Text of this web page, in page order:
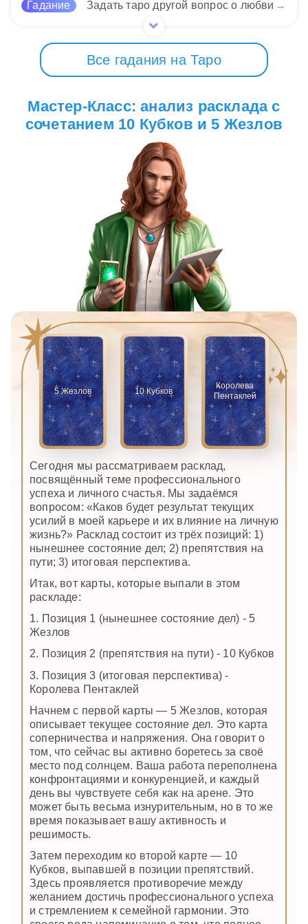
Гадание Задать таро другой вопрос о любви →
Все гадания на Таро
Мастер-Класс: анализ расклада с
сочетанием 10 Кубков и 5 Жезлов
5 Жезлов 10 Кубков
Королева
Пентаклей
Сегодня мы рассматриваем расклад,
посвящённый теме профессионального
успеха и личного счастья. Мы задаёмся
вопросом: «Каков будет результат текущих
усилий в моей карьере и их влияние на личную
жизнь?» Расклад состоит из трёх позиций: 1)
нынешнее состояние дел; 2) препятствия на
пути; 3) итоговая перспектива.
Итак, вот карты, которые выпали в этом
раскладе:
1. Позиция 1 (нынешнее состояние дел) - 5
Жезлов
2. Позиция 2 (препятствия на пути) - 10 Кубков
3. Позиция 3 (итоговая перспектива) -
Королева Пентаклей
Начнем с первой карты — 5 Жезлов, которая
описывает текущее состояние дел. Это карта
соперничества и напряжения. Она говорит о
том, что сейчас вы активно боретесь за своё
место под солнцем. Ваша работа переполнена
конфронтациями и конкуренцией, и каждый
день вы чувствуете себя как на арене. Это
может быть весьма изнурительным, но в то же
время показывает вашу активность и
решимость.
Затем переходим ко второй карте — 10
Кубков, выпавшей в позиции препятствий.
Здесь проявляется противоречие между
желанием достичь профессионального успеха
и стремлением к семейной гармонии. Это